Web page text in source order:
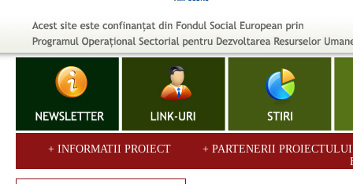
+ INFORMATII PROIECT
+ PARTENERII